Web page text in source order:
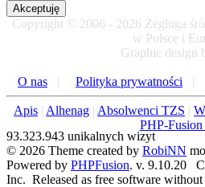
Akceptuję
Copyright © 2006 - 2026 Żegluga
w Polsce i
Graphic design
O nas | Polityka prywatności |
Apis | Alhenag | Absolwenci TZS |
PHP-
93.323.943 unikalnych wizyt
© 2026 Theme created by RobiNN
Powered by PHPFusion. v. 9.10.20
Inc. Released as free software